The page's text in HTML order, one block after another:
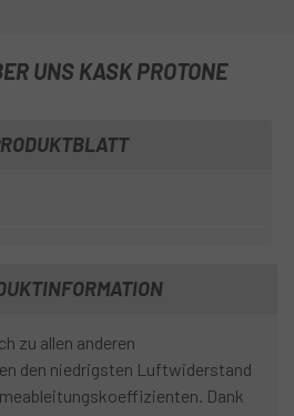
UNS KASK PROTONE
zu allen anderen
den niedrigsten Luftwiderstand
Dank